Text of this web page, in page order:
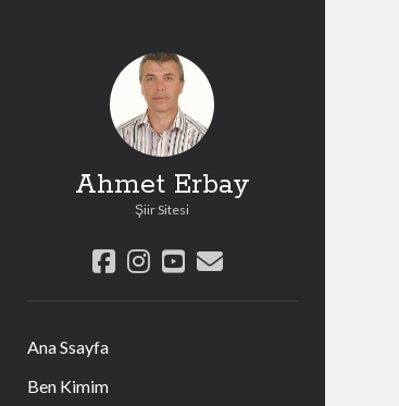
Ahmet Erbay
Şiir Sitesi
facebook
instagram
youtube
e-
Ana Ssayfa
Ben Kimim